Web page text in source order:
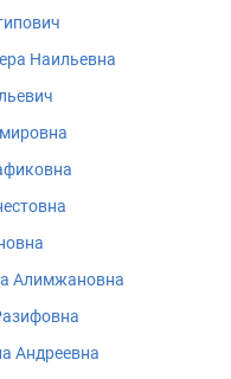
Наильевна
Алимжановна
Андреевна